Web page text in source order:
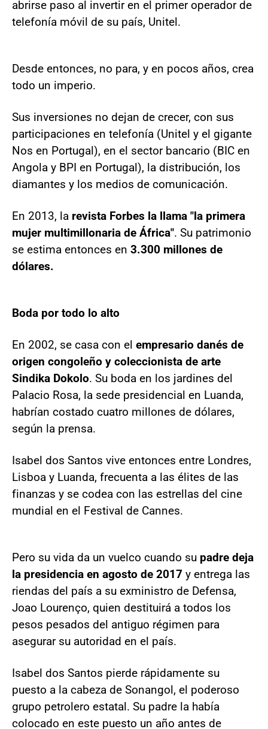
abrirse paso al invertir en el primer operador de
telefonía móvil de su país, Unitel.
Desde entonces, no para, y en pocos años, crea
todo un imperio.
Sus inversiones no dejan de crecer, con sus
participaciones en telefonía (Unitel y el gigante
Nos en Portugal), en el sector bancario (BIC en
Angola y BPI en Portugal), la distribución, los
diamantes y los medios de comunicación.
En 2013, la revista Forbes la llama "la primera
mujer multimillonaria de África". Su patrimonio
se estima entonces en 3.300 millones de
dólares.
Boda por todo lo alto
En 2002, se casa con el empresario danés de
origen congoleño y coleccionista de arte
Sindika Dokolo. Su boda en los jardines del
Palacio Rosa, la sede presidencial en Luanda,
habrían costado cuatro millones de dólares,
según la prensa.
Isabel dos Santos vive entonces entre Londres,
Lisboa y Luanda, frecuenta a las élites de las
finanzas y se codea con las estrellas del cine
mundial en el Festival de Cannes.
Pero su vida da un vuelco cuando su padre deja
la presidencia en agosto de 2017 y entrega las
riendas del país a su exministro de Defensa,
Joao Lourenço, quien destituirá a todos los
pesos pesados del antiguo régimen para
asegurar su autoridad en el país.
Isabel dos Santos pierde rápidamente su
puesto a la cabeza de Sonangol, el poderoso
grupo petrolero estatal. Su padre la había
colocado en este puesto un año antes de